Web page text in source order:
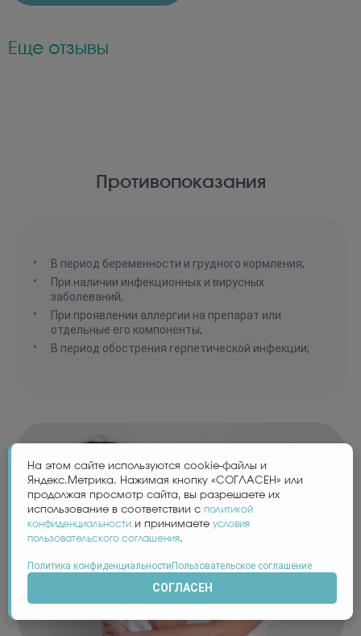
Еще отзывы
Противопоказания
В период беременности и грудного кормления;
При наличии инфекционных и вирусных
заболеваний;
При проявлении аллергии на препарат или
отдельные его компоненты;
В период обострения герпетической инфекции;
На этом сайте используются cookie-файлы и
Яндекс.Метрика. Нажимая кнопку «СОГЛАСЕН» или
продолжая просмотр сайта, вы разрешаете их
использование в соответствии с политикой
конфиденциальности и принимаете условия
пользовательского соглашения.
Политика конфиденциальности Пользовательское соглашение
СОГЛАСЕН